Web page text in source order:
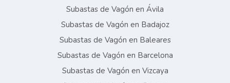
Subastas de Vagón en Ávila
Subastas de Vagón en Badajoz
Subastas de Vagón en Baleares
Subastas de Vagón en Barcelona
Subastas de Vagón en Vizcaya